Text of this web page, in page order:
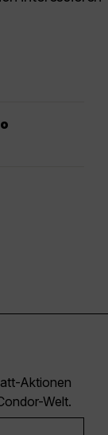
Aktionen
Welt.